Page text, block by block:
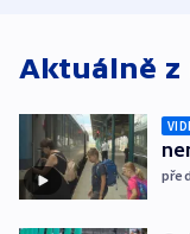
Aktuálně